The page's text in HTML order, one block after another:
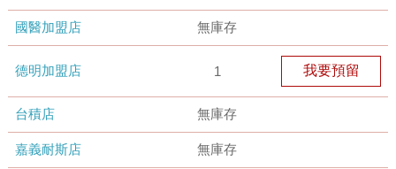
國醫加盟店 無庫存
德明加盟店 1 我要預留
台積店 無庫存
嘉義耐斯店 無庫存